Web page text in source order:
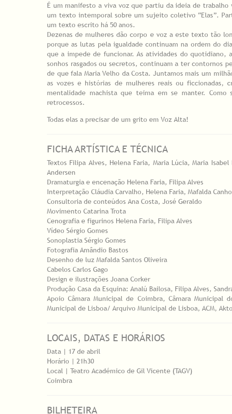
É um manifesto a viva voz que partiu da ideia de trabalho
um texto intemporal sobre um sujeito coletivo “Elas”.
um texto escrito há 50 anos.
Dezenas de mulheres dão corpo e voz a este texto tão
porque as lutas pela igualdade continuam na ordem do
que a impede de funcionar. As atividades do quotidiano,
sonhos rasgados ou secretos, continuam a ter contornos
de que fala Maria Velho da Costa. Juntamos mais um
as vozes e histórias de mulheres reais ou ficcionadas,
mentalidade machista que teima em se manter.
retrocessos.
Todas elas a precisar de um grito em Voz Alta!
FICHA ARTÍSTICA E TÉCNICA
Textos Filipa Alves, Helena Faria, Maria Lúcia, Maria
Andersen
Dramaturgia e encenação Helena Faria, Filipa Alves
Interpretação Cláudia Carvalho, Helena Faria, Mafalda
Consultoria de conteúdos Ana Costa, José Geraldo
Movimento Catarina Trota
Cenografia e figurinos Helena Faria, Filipa Alves
Vídeo Sérgio Gomes
Sonoplastia Sérgio Gomes
Fotografia Amândio Bastos
Desenho de luz Mafalda Santos Oliveira
Cabelos Carlos Gago
Design e ilustrações Joana Corker
Produção Casa da Esquina: Analú Bailosa, Filipa Alves,
Apoio Câmara Municipal de Coimbra, Câmara
Municipal de Lisboa/ Arquivo Municipal de Lisboa, ACM,
LOCAIS, DATAS E HORÁRIOS
Data | 17 de abril
Horário | 21h30
Local | Teatro Académico de Gil Vicente (TAGV)
Coimbra
BILHETEIRA